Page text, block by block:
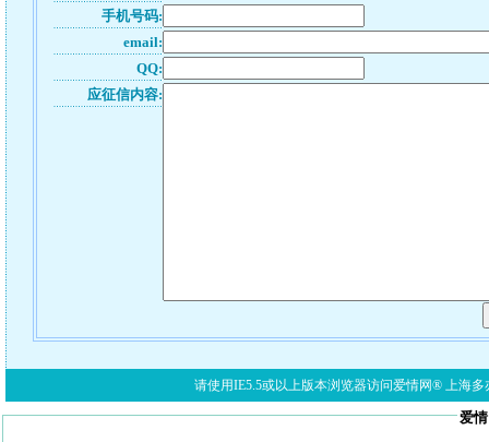
手机号码:
email:
QQ:
应征信内容:
请使用IE5.5或以上版本浏览器访问爱情网® 上海多
爱